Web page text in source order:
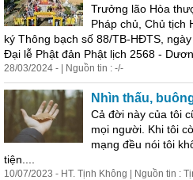
Trưởng lão Hòa
Pháp chủ, Chủ tịch
ký Thông bạch số 88/TB-HĐTS,
Đại lễ Phật đản Phật lịch 2568 -
28/03/2024 - | Nguồn tin : -/-
Nhìn thấu,
Cả đời này của tôi
mọi người. Khi tôi
mạng đều nói tôi
tiện....
10/07/2023 - HT. Tịnh Không | Nguồn tin :